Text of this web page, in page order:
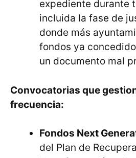
expediente durante
incluida la fase de
donde más
fondos ya
un documento mal
Convocatorias que
frecuencia:
Fondos Next
del Plan de